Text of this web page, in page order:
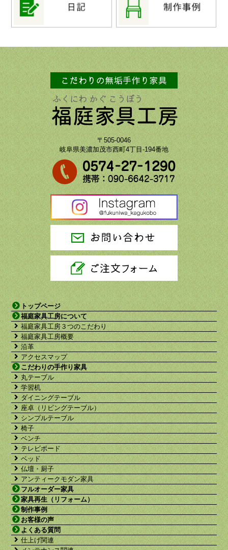
〒505-0046
岐阜県美濃加茂市西町4丁目-194番地
トップページ
福庭家具工房について
福庭家具工房３つのこだわり
福庭家具工房概要
沿革
アクセスマップ
こだわりの手作り家具
丸テーブル
学習机
ダイニングテーブル
座卓（リビングテーブル）
シンプルテーブル
椅子
ベンチ
テレビボード
ベッド
仏壇・厨子
アンティークモダン家具
フルオーダー家具
家具再生（リフォーム）
制作事例
お客様の声
よくある質問
仕上げ関連